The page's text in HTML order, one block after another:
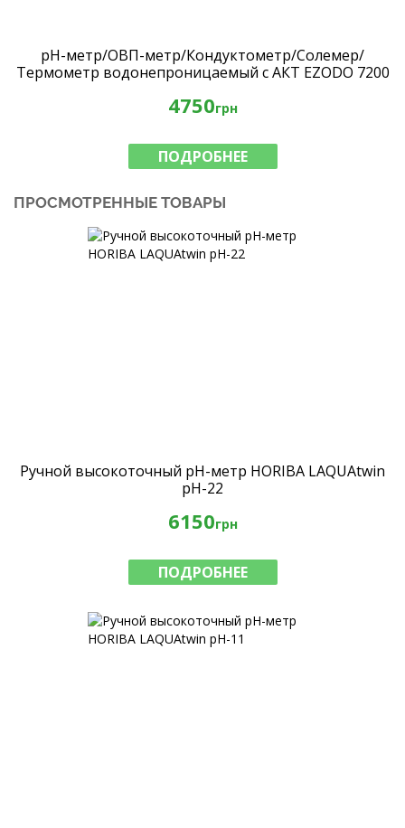
рН-метр/ОВП-метр/Кондуктометр/Солемер/
Термометр водонепроницаемый с АКТ EZODO 7200
4750грн
ПОДРОБНЕЕ
ПРОСМОТРЕННЫЕ ТОВАРЫ
Ручной высокоточный рН-метр HORIBA LAQUAtwin
pH-22
6150грн
ПОДРОБНЕЕ